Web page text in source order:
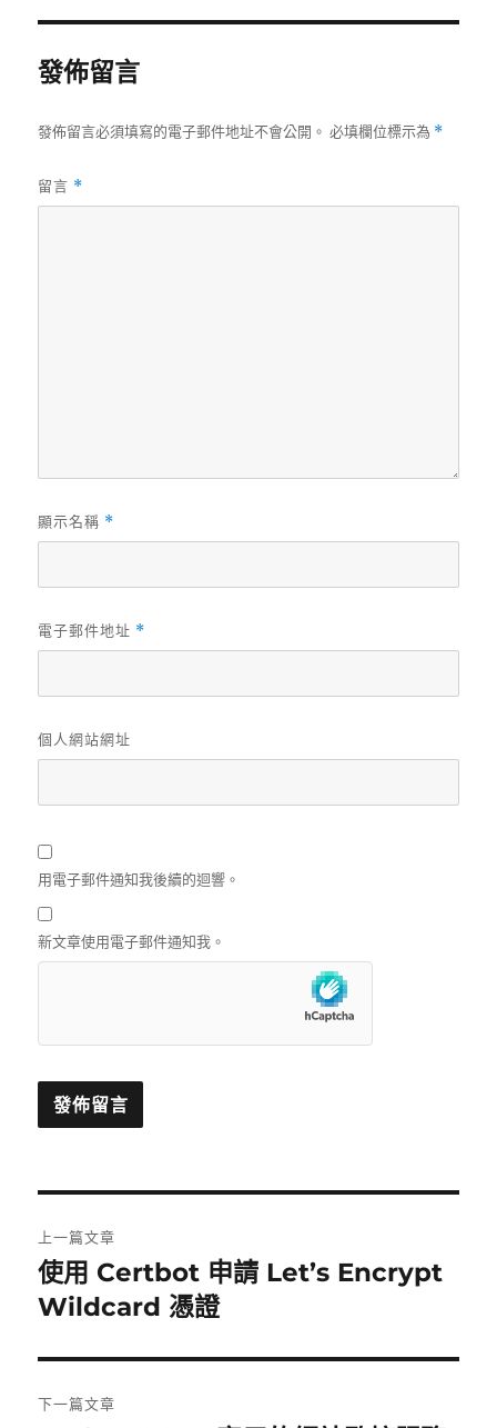
發佈留言
發佈留言必須填寫的電子郵件地址不會公開。 必填欄位標示為 *
留言 *
顯示名稱 *
電子郵件地址 *
個人網站網址
用電子郵件通知我後續的迴響。
新文章使用電子郵件通知我。
章
導
覽
上一篇文章
上
一
文
章:
使用 Certbot 申請 Let’s Encrypt
Wildcard 憑證
下一篇文章